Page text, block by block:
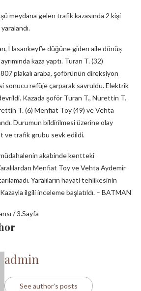
meydana gelen trafik kazasında 2 kişi
Hasankeyf’e düğüne giden aile dönüş
kaza yaptı. Turan T. (32)
plakalı araba, şoförünün direksiyon
sonucu refüje çarparak savruldu. Elektrik
Kazada şoför Turan T., Nurettin T.
T. (6) Menfiat Toy (49) ve Vehta
Durumun bildirilmesi üzerine olay
ve trafik grubu sevk edildi.
akabinde kentteki
Menfiat Toy ve Vehta Aydemir
Yaralıların hayati tehlikesinin
ilgili inceleme başlatıldı. – BATMAN
/ 3.Sayfa
admin
See author's posts